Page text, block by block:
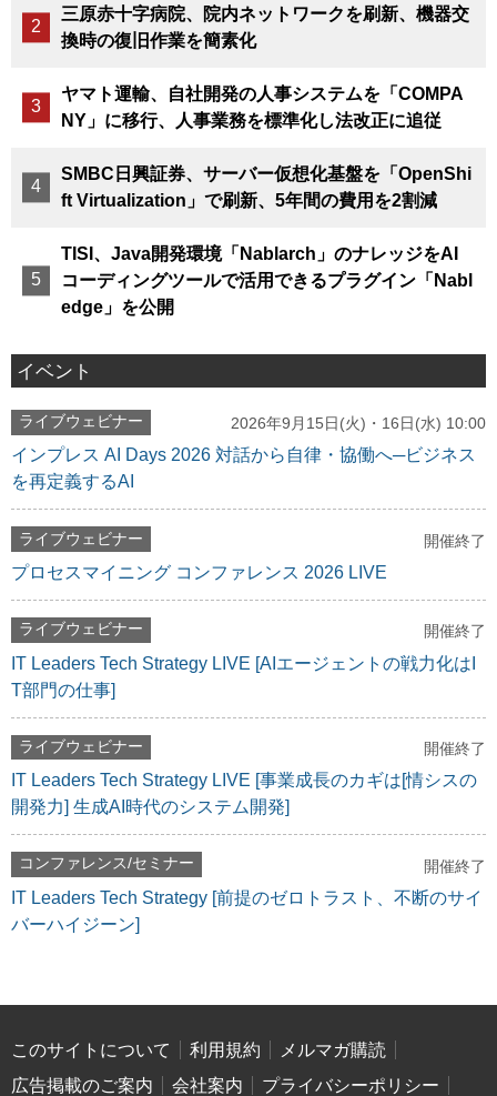
三原赤十字病院、院内ネットワークを刷新、機器交
換時の復旧作業を簡素化
ヤマト運輸、自社開発の人事システムを「COMPA
NY」に移行、人事業務を標準化し法改正に追従
SMBC日興証券、サーバー仮想化基盤を「OpenShi
ft Virtualization」で刷新、5年間の費用を2割減
TISI、Java開発環境「Nablarch」のナレッジをAI
コーディングツールで活用できるプラグイン「Nabl
edge」を公開
イベント
ライブウェビナー 2026年9月15日(火)・16日(水) 10:00
インプレス AI Days 2026 対話から自律・協働へ─ビジネス
を再定義するAI
ライブウェビナー 開催終了
プロセスマイニング コンファレンス 2026 LIVE
ライブウェビナー 開催終了
IT Leaders Tech Strategy LIVE [AIエージェントの戦力化はI
T部門の仕事]
ライブウェビナー 開催終了
IT Leaders Tech Strategy LIVE [事業成長のカギは[情シスの
開発力] 生成AI時代のシステム開発]
コンファレンス/セミナー 開催終了
IT Leaders Tech Strategy [前提のゼロトラスト、不断のサイ
バーハイジーン]
このサイトについて 利用規約
メルマガ購読
広告掲載のご案内
会社案内
プライバシーポリシー